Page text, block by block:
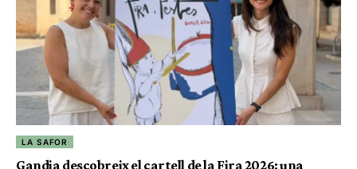
LA SAFOR
Gandia descobreix el cartell de la Fira 2026: una